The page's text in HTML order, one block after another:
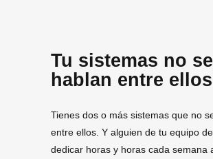
Tu sistemas no se
hablan entre ellos
Tienes dos o más sistemas que no
entre ellos. Y alguien de tu equipo
dedicar horas y horas cada semana